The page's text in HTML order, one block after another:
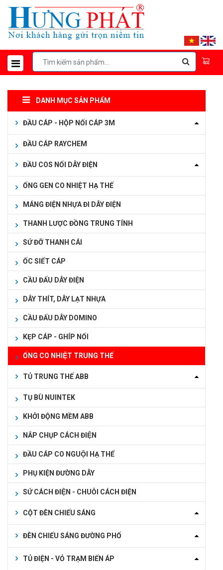
DANH MỤC SẢN PHẨM
ĐẦU CÁP - HỘP NỐI CÁP 3M
ĐẦU CÁP RAYCHEM
ĐẦU COS NỐI DÂY ĐIỆN
ỐNG GEN CO NHIỆT HẠ THẾ
MÁNG ĐIỆN NHỰA ĐI DÂY ĐIỆN
THANH LƯỢC ĐỒNG TRUNG TÍNH
SỨ ĐỠ THANH CÁI
ỐC SIẾT CÁP
CẦU ĐẤU DÂY ĐIỆN
DÂY THÍT, DÂY LẠT NHỰA
CẦU ĐẤU DÂY DOMINO
KẸP CÁP - GHÍP NỐI
ỐNG CO NHIỆT TRUNG THẾ
TỦ TRUNG THẾ ABB
TỤ BÙ NUINTEK
KHỞI ĐỘNG MỀM ABB
NẮP CHỤP CÁCH ĐIỆN
ĐẦU CÁP CO NGUỘI HẠ THẾ
PHỤ KIỆN ĐƯỜNG DÂY
SỨ CÁCH ĐIỆN - CHUỖI CÁCH ĐIỆN
CỘT ĐÈN CHIẾU SÁNG
ĐÈN CHIẾU SÁNG ĐƯỜNG PHỐ
TỦ ĐIỆN - VỎ TRẠM BIẾN ÁP